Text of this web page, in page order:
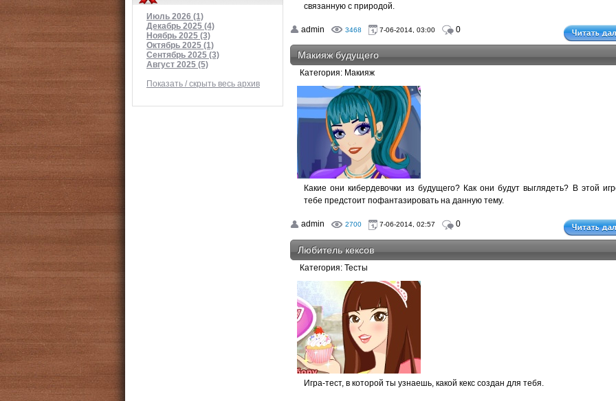
Июль 2026 (1)
Декабрь 2025 (4)
Ноябрь 2025 (3)
Октябрь 2025 (1)
Сентябрь 2025 (3)
Август 2025 (5)
Показать / скрыть весь архив
связанную с природой.
admin 3468 7-06-2014, 03:00 0
Макияж будущего
Категория: Макияж
Какие они кибердевочки из будущего? Как они будут выглядеть? В этой
тебе предстоит пофантазировать на данную тему.
admin 2700 7-06-2014, 02:57 0
Любитель кексов
Категория: Тесты
Игра-тест, в которой ты узнаешь, какой кекс создан для тебя.